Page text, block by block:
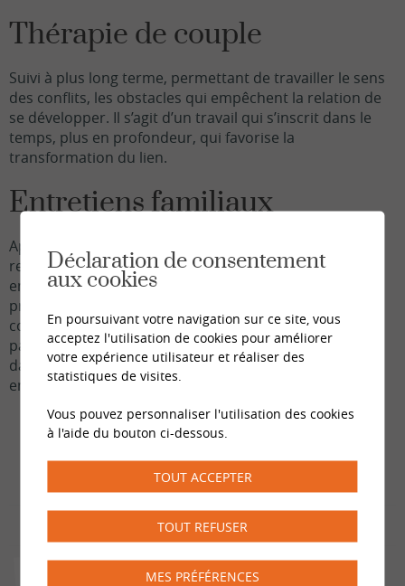
Thérapie de couple
Suivi à plus long terme, permettant de travailler le sens
des conflits, les obstacles qui empêchent la relation de
se développer. Il s’agit d’un travail qui s’inscrit dans le
temps, plus en profondeur, qui favorise la
transformation du lien.
Entretiens familiaux
Après évaluation de la demande avec les parents qui
rencontrent des difficultés autour de l'éducation des
enfants / adolescent.e.s (autorité, limites, conflits,
problème de sommeil, etc.) et/ou lors de conflits de
couple impactant les enfants, des entretiens familiaux
parents et enfants réunis peuvent être mis en place
dans le but d'apaiser les tensions pour mieux vivre
ensemble.
Déclaration de consentement
aux cookies
En poursuivant votre navigation sur ce site, vous
acceptez l'utilisation de cookies pour améliorer
votre expérience utilisateur et réaliser des
statistiques de visites.
Vous pouvez personnaliser l'utilisation des cookies
à l'aide du bouton ci-dessous.
TOUT ACCEPTER
TOUT REFUSER
MES PRÉFÉRENCES